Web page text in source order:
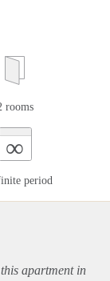
rooms
∞
period
apartmentin